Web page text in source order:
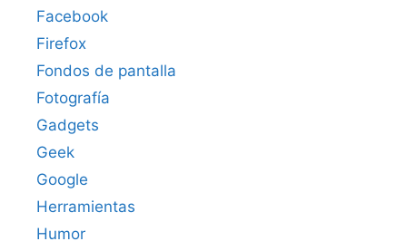
Facebook
Firefox
Fondos de pantalla
Fotografía
Gadgets
Geek
Google
Herramientas
Humor